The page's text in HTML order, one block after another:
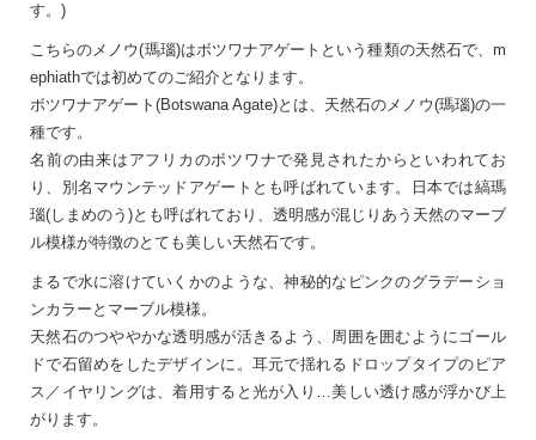
す。)
こちらのメノウ(瑪瑙)はボツワナアゲートという種類の天然石で、m
ephiathでは初めてのご紹介となります。
ボツワナアゲート(Botswana Agate)とは、天然石のメノウ(瑪瑙)の一
種です。
名前の由来はアフリカのボツワナで発見されたからといわれてお
り、別名マウンテッドアゲートとも呼ばれています。日本では縞瑪
瑙(しまめのう)とも呼ばれており、透明感が混じりあう天然のマーブ
ル模様が特徴のとても美しい天然石です。
まるで水に溶けていくかのような、神秘的なピンクのグラデーショ
ンカラーとマーブル模様。
天然石のつややかな透明感が活きるよう、周囲を囲むようにゴール
ドで石留めをしたデザインに。耳元で揺れるドロップタイプのピア
ス／イヤリングは、着用すると光が入り…美しい透け感が浮かび上
がります。